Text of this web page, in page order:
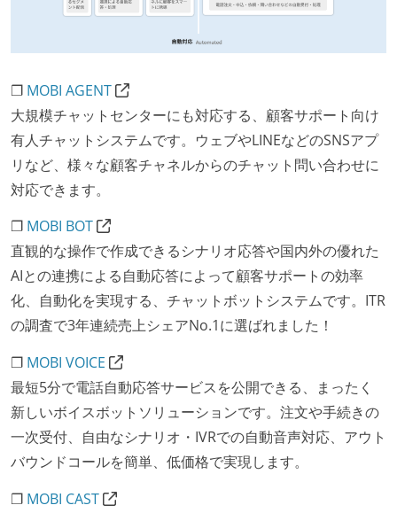
❐ MOBI AGENT
大規模チャットセンターにも対応する、顧客サポート向け
有人チャットシステムです。ウェブやLINEなどのSNSアプ
リなど、様々な顧客チャネルからのチャット問い合わせに
対応できます。
❐ MOBI BOT
直観的な操作で作成できるシナリオ応答や国内外の優れた
AIとの連携による自動応答によって顧客サポートの効率
化、自動化を実現する、チャットボットシステムです。ITR
の調査で3年連続売上シェアNo.1に選ばれました！
❐ MOBI VOICE
最短5分で電話自動応答サービスを公開できる、まったく
新しいボイスボットソリューションです。注文や手続きの
一次受付、自由なシナリオ・IVRでの自動音声対応、アウト
バウンドコールを簡単、低価格で実現します。
❐ MOBI CAST